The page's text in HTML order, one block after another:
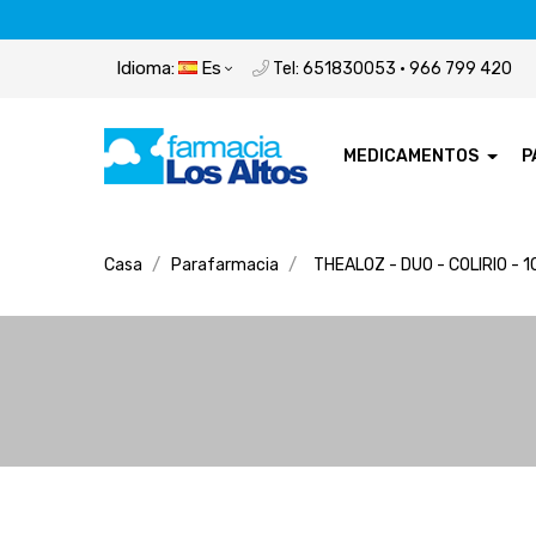
Idioma: Es Tel: 651830053 · 966 799 420
MEDICAMENTOS
Casa Parafarmacia THEALOZ - DUO - COLIRIO -